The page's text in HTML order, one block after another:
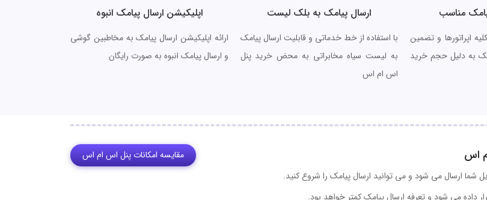
مناسب
اپراتورها و تضمین
به دلیل حجم خرید
ارسال پیامک به بلک لیست
با استفاده از خط خدماتی و قابلیت ارسال پیامک
به لیست سیاه مخابراتی به محض خرید پنل
اس ام اس
اپلیکیشن ارسال پیامک انبوه
ارائه اپلیکیشن ارسال پیامک به مخاطبین گوشی
و ارسال پیامک انبوه به صورت رایگان
اس
شما ارسال می شود و می توانید ارسال پیامک را شروع کنید.
داده می شود و تعرفه ارسال پیامک کمتر خواهد بود.
مقایسه امکانات پنل اس ام اس